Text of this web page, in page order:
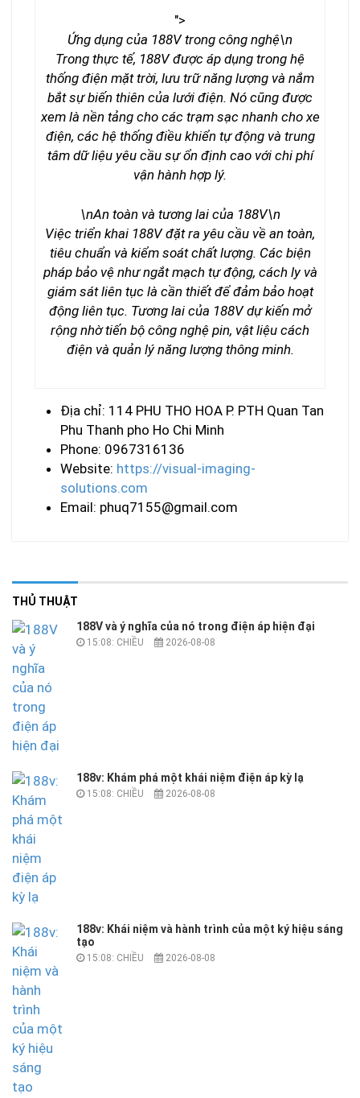
">
Ứng dụng của 188V trong công nghệ\n
Trong thực tế, 188V được áp dụng trong hệ
thống điện mặt trời, lưu trữ năng lượng và nắm
bắt sự biến thiên của lưới điện. Nó cũng được
xem là nền tảng cho các trạm sạc nhanh cho xe
điện, các hệ thống điều khiển tự động và trung
tâm dữ liệu yêu cầu sự ổn định cao với chi phí
vận hành hợp lý.
\nAn toàn và tương lai của 188V\n
Việc triển khai 188V đặt ra yêu cầu về an toàn,
tiêu chuẩn và kiểm soát chất lượng. Các biện
pháp bảo vệ như ngắt mạch tự động, cách ly và
giám sát liên tục là cần thiết để đảm bảo hoạt
động liên tục. Tương lai của 188V dự kiến mở
rộng nhờ tiến bộ công nghệ pin, vật liệu cách
điện và quản lý năng lượng thông minh.
Địa chỉ: 114 PHU THO HOA P. PTH Quan Tan
Phu Thanh pho Ho Chi Minh
Phone: 0967316136
Website: https://visual-imaging-
solutions.com
Email: phuq7155@gmail.com
THỦ THUẬT
188V và ý nghĩa của nó trong điện áp hiện đại
15:08: CHIỀU 2026-08-08
188v: Khám phá một khái niệm điện áp kỳ lạ
15:08: CHIỀU 2026-08-08
188v: Khái niệm và hành trình của một ký hiệu sáng
tạo
15:08: CHIỀU 2026-08-08